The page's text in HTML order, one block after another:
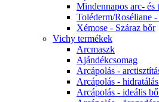
Mindennapos arc- és
Toléderm/Roséliane
Xémose - Száraz bőr
Vichy termékek
Arcmaszk
Ajándékcsomag
Arcápolás -
Arcápolás -
Arcápolás - ideális